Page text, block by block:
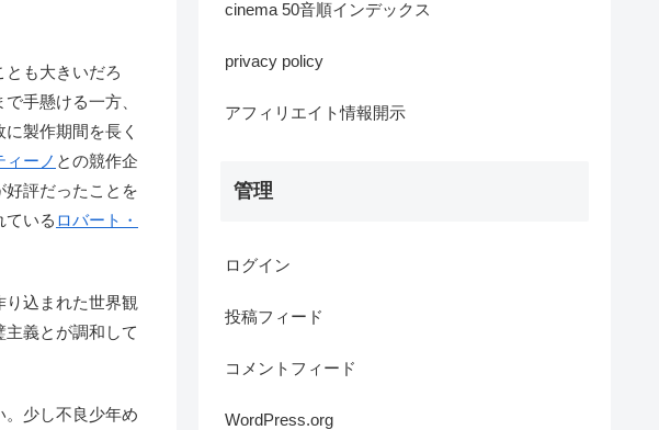
とも大きいだろ
手懸ける一方、
製作期間を長く
ィーノ との競作企
好評だったことを
ている ロバート・
込まれた世界観
義とが調和して
。少し不良少年め
cinema 50音順インデックス
privacy policy
アフィリエイト情報開示
管理
ログイン
投稿フィード
コメントフィード
WordPress.org